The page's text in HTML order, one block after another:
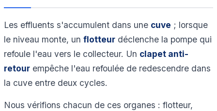
Les effluents s'accumulent dans une cuve ; lorsque
le niveau monte, un flotteur déclenche la pompe qui
refoule l'eau vers le collecteur. Un clapet anti-
retour empêche l'eau refoulée de redescendre dans
la cuve entre deux cycles.
Nous vérifions chacun de ces organes : flotteur,